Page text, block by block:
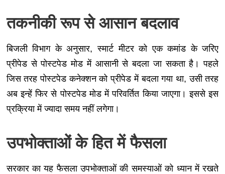
तकनीकी रूप से आसान बदलाव
बिजली विभाग के अनुसार, स्मार्ट मीटर को एक कमांड के जरिए
प्रीपेड से पोस्टपेड मोड में आसानी से बदला जा सकता है। पहले
जिस तरह पोस्टपेड कनेक्शन को प्रीपेड में बदला गया था, उसी तरह
अब इन्हें फिर से पोस्टपेड मोड में परिवर्तित किया जाएगा। इससे इस
प्रक्रिया में ज्यादा समय नहीं लगेगा।
उपभोक्ताओं के हित में फैसला
सरकार का यह फैसला उपभोक्ताओं की समस्याओं को ध्यान में रखते